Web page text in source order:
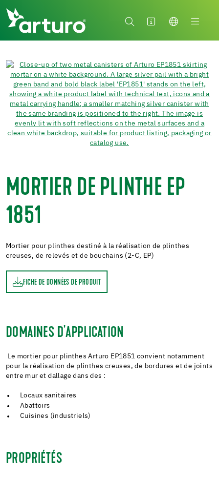
MORTIER DE PLINTHE EP
1851
Mortier pour plinthes destiné à la réalisation de plinthes
creuses, de relevés et de bouchains (2-C, EP)
FICHE DE DONNÉES DE PRODUIT
DOMAINES D'APPLICATION
Le mortier pour plinthes Arturo EP1851 convient notamment
pour la réalisation de plinthes creuses, de bordures et de joints
entre mur et dallage dans des :
Locaux sanitaires
Abattoirs
Cuisines (industriels)
PROPRIÉTÉS